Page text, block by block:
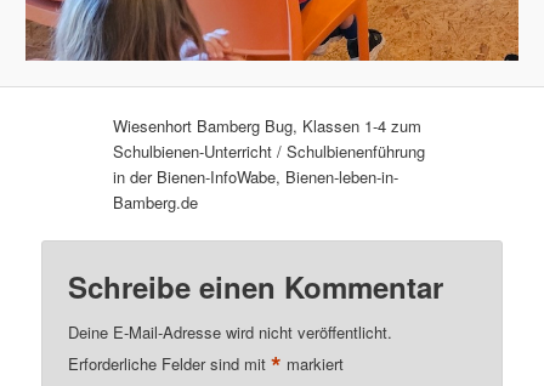
Wiesenhort Bamberg Bug, Klassen 1-4 zum
Schulbienen-Unterricht / Schulbienenführung
in der Bienen-InfoWabe, Bienen-leben-in-
Bamberg.de
Schreibe einen Kommentar
Deine E-Mail-Adresse wird nicht veröffentlicht.
Erforderliche Felder sind mit* markiert